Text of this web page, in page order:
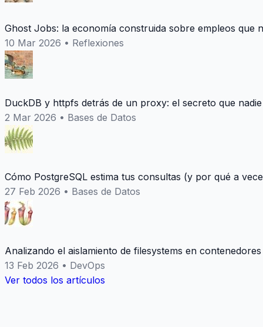
Ghost Jobs: la economía construida sobre empleos que
10 Mar 2026 • Reflexiones
DuckDB y httpfs detrás de un proxy: el secreto que
2 Mar 2026 • Bases de Datos
Cómo PostgreSQL estima tus consultas (y por qué a
27 Feb 2026 • Bases de Datos
Analizando el aislamiento de filesystems en
13 Feb 2026 • DevOps
Ver todos los artículos